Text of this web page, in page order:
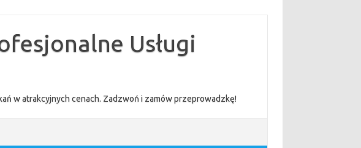
Usługi
w atrakcyjnych cenach. Zadzwoń i zamów przeprowadzkę!